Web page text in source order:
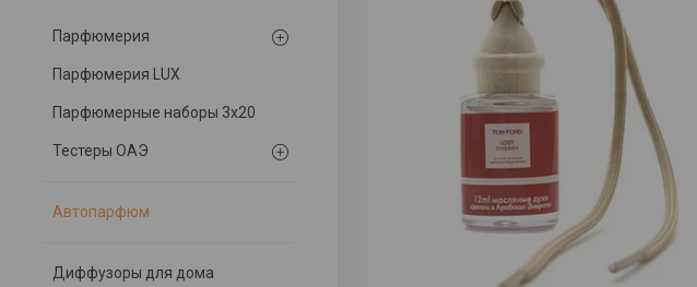
Парфюмерия
Парфюмерия LUX
Парфюмерные наборы 3x20
Тестеры ОАЭ
Автопарфюм
Диффузоры для дома